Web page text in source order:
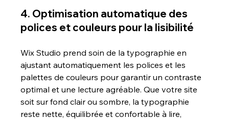
4. Optimisation automatique des
polices et couleurs pour la lisibilité
Wix Studio prend soin de la typographie en
ajustant automatiquement les polices et les
palettes de couleurs pour garantir un contraste
optimal et une lecture agréable. Que votre site
soit sur fond clair ou sombre, la typographie
reste nette, équilibrée et confortable à lire,